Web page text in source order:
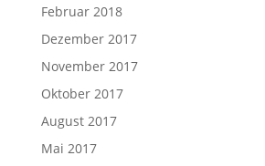
Februar 2018
Dezember 2017
November 2017
Oktober 2017
August 2017
Mai 2017